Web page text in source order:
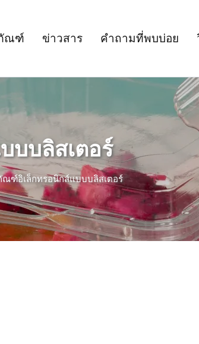
ณฑ์ ข่าวสาร คำถามที่พบบ่อย
บบลิสเตอร์
ณฑ์อิเล็กทรอนิกส์แบบบลิสเตอร์